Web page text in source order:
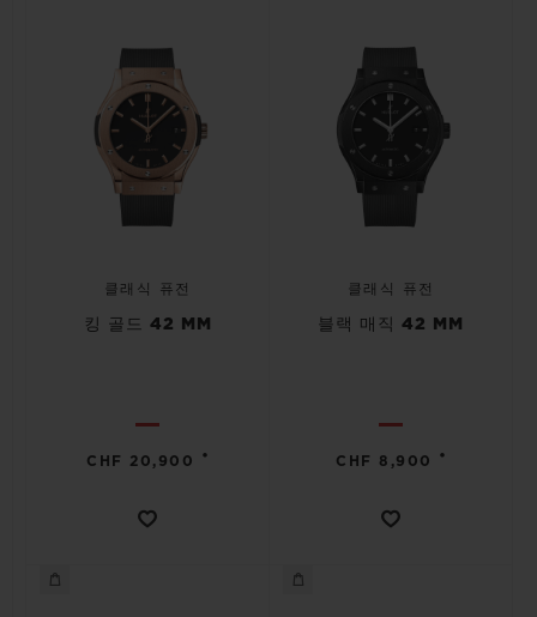
클래식 퓨전
킹 골드 42 MM
CHF 20,900 •
클래식 퓨전
블랙 매직 42 MM
CHF 8,900 •